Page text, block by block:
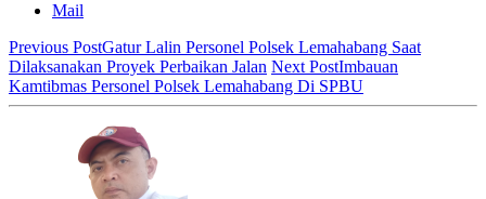
Mail
Previous PostGatur Lalin Personel Polsek Lemahabang Saat
Dilaksanakan Proyek Perbaikan Jalan Next PostImbauan
Kamtibmas Personel Polsek Lemahabang Di SPBU